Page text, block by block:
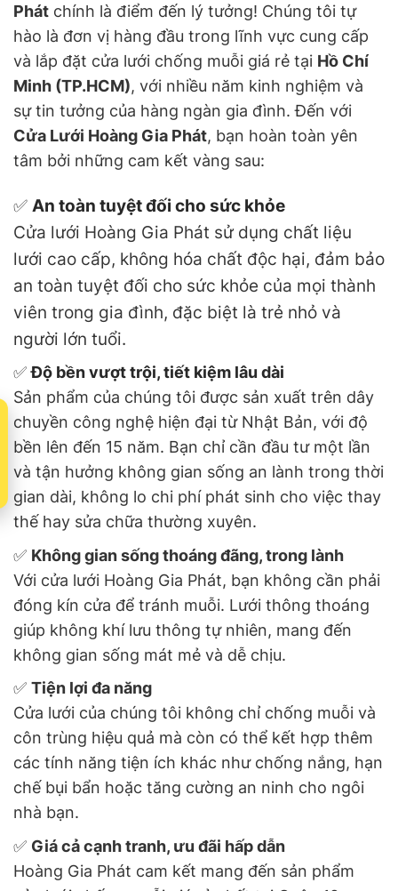
Phát chính là điểm đến lý tưởng! Chúng tôi tự
hào là đơn vị hàng đầu trong lĩnh vực cung cấp
và lắp đặt cửa lưới chống muỗi giá rẻ tại Hồ Chí
Minh (TP.HCM), với nhiều năm kinh nghiệm và
sự tin tưởng của hàng ngàn gia đình. Đến với
Cửa Lưới Hoàng Gia Phát, bạn hoàn toàn yên
tâm bởi những cam kết vàng sau:
✅ An toàn tuyệt đối cho sức khỏe
Cửa lưới Hoàng Gia Phát sử dụng chất liệu
lưới cao cấp, không hóa chất độc hại, đảm bảo
an toàn tuyệt đối cho sức khỏe của mọi thành
viên trong gia đình, đặc biệt là trẻ nhỏ và
người lớn tuổi.
✅Độ bền vượt trội, tiết kiệm lâu dài
Sản phẩm của chúng tôi được sản xuất trên dây
chuyền công nghệ hiện đại từ Nhật Bản, với độ
bền lên đến 15 năm. Bạn chỉ cần đầu tư một lần
và tận hưởng không gian sống an lành trong thời
gian dài, không lo chi phí phát sinh cho việc thay
thế hay sửa chữa thường xuyên.
✅ Không gian sống thoáng đãng, trong lành
Với cửa lưới Hoàng Gia Phát, bạn không cần phải
đóng kín cửa để tránh muỗi. Lưới thông thoáng
giúp không khí lưu thông tự nhiên, mang đến
không gian sống mát mẻ và dễ chịu.
✅ Tiện lợi đa năng
Cửa lưới của chúng tôi không chỉ chống muỗi và
côn trùng hiệu quả mà còn có thể kết hợp thêm
các tính năng tiện ích khác như chống nắng, hạn
chế bụi bẩn hoặc tăng cường an ninh cho ngôi
nhà bạn.
✅ Giá cả cạnh tranh, ưu đãi hấp dẫn
Hoàng Gia Phát cam kết mang đến sản phẩm